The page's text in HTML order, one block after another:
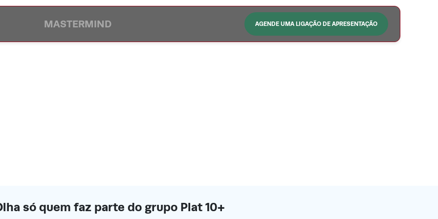
MASTERMIND AGENDE UMA LIGAÇÃO DE APRESENTAÇÃO
só quem faz parte do grupo Plat 10+